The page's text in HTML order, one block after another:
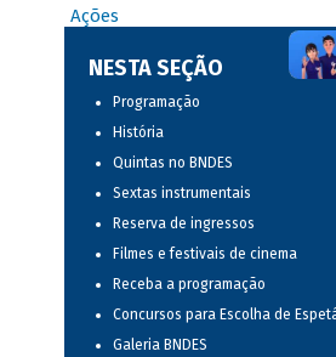
Ações
NESTA SEÇÃO
Programação
História
Quintas no BNDES
Sextas instrumentais
Reserva de ingressos
Filmes e festivais de cinema
Receba a programação
Concursos para Escolha de
Galeria BNDES